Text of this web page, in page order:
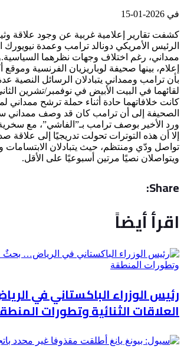
في
كشفت تقارير إعلامية غربية عن وجود علاقة
الرئيس الأمريكي دونالد ترامب وعمدة نيويورك
ممداني، رغم اختلاف وجهات نظرهما
إعلام، بينها صحيفة لوباريزيان الفرنسية
بأن ترامب وممداني يتبادلان الرسائل النصية
لقائهما في البيت الأبيض في نوفمبر/تشرين
كانت خلافاتهما حادة أثناء حملة ترشح ممداني
الصحيفة إلى أن ترامب كان قد وصف ممداني
ورد الأخير بوصف ترامب بـ”الفاشي”، مع
إلا أن هذه التوترات تحولت تدريجيًا إلى علاقة
تواصل ودّي ومنتظم، حيث يتبادلان الابتسامات
ويتواصلان نصيًا مرتين أسبوعيًا على الأقل.
Share:
اقرأ أيضاً
رئيس الوزراء الباكستاني في
العلاقات الثنائية وتطورات